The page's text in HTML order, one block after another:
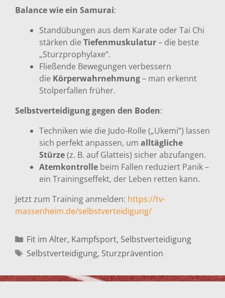
Balance wie ein Samurai:
Standübungen aus dem Karate oder Tai Chi
stärken die Tiefenmuskulatur– die beste
„Sturzprophylaxe“.
Fließende Bewegungen verbessern
die Körperwahrnehmung– man erkennt
Stolperfallen früher.
Selbstverteidigung gegen den Boden:
Techniken wie die Judo-Rolle („Ukemi“) lassen
sich perfekt anpassen, um alltägliche
Stürze(z. B. auf Glatteis) sicher abzufangen.
Atemkontrolle beim Fallen reduziert Panik –
ein Trainingseffekt, der Leben retten kann.
Jetzt zum Training anmelden: https://tv-
massenheim.de/selbstverteidigung/
Kategorien
Fit im Alter, Kampfsport, Selbstverteidigung
Schlagwörter
Selbstverteidigung, Sturzprävention